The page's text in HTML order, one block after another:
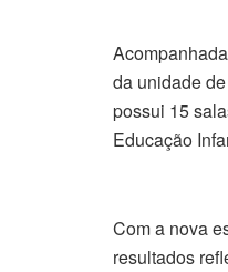
da unidade
possui 15
Educação
Com a nova
resultados